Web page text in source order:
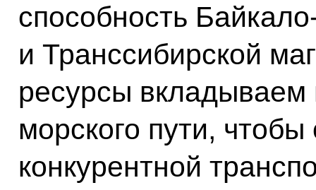
способность
и Транссибирской
ресурсы вкладываем
морского пути,
конкурентной